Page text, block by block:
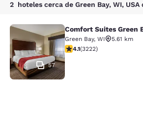
Comfort Suites Green
57
Comfort Suites Green
Green Bay, WI
5.61 km
Calificación de 4.12
4.1(3222)